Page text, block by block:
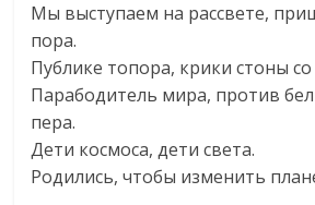
Мы выступаем на рассвете,
пора.
Публике топора, крики стоны
Парабодитель мира, против
пера.
Дети космоса, дети света.
Родились, чтобы изменить